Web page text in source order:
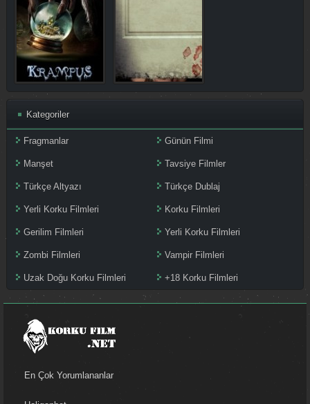
Kategoriler
Fragmanlar Günün Filmi
Manşet Tavsiye Filmler
Türkçe Altyazı Türkçe Dublaj
Yerli Korku Filmleri Korku Filmleri
Gerilim Filmleri Yerli Korku Filmleri
Zombi Filmleri Vampir Filmleri
Uzak Doğu Korku Filmleri +18 Korku Filmleri
En Çok Yorumlananlar